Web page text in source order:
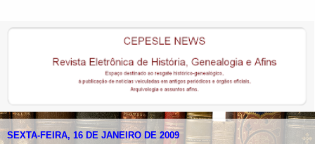
SEXTA-FEIRA, 16 DE JANEIRO DE 2009